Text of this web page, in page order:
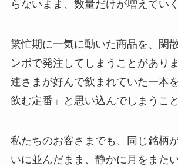
らないまま、数量だけが増えてい
繁忙期に一気に動いた商品を、閑
ンポで発注してしまうことがあり
連さまが好んで飲まれていた一本
飲む定番」と思い込んでしまうこ
私たちのお客さまでも、同じ銘柄
いに並んだまま、静かに月をまた